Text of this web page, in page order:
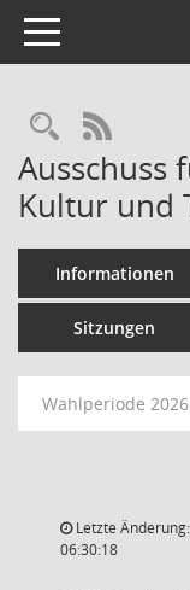
Toggle navigation
RSS-
Ausschuss
Kultur und
Informationen
Sitzungen
Wahlperiode
Letzte
06:30:18